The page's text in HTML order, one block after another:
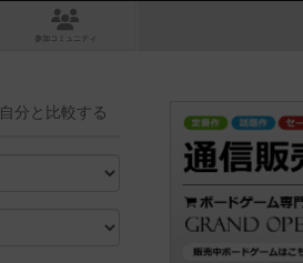
コミュニティ
自分と 比較する